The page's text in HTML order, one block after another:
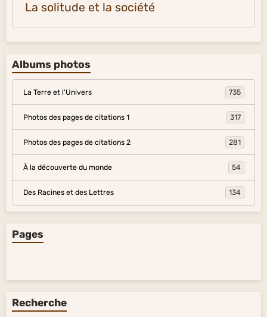
La solitude et la société
Albums photos
La Terre et l'Univers 735
Photos des pages de citations 1 317
Photos des pages de citations 2 281
À la découverte du monde 54
Des Racines et des Lettres 134
Pages
Recherche